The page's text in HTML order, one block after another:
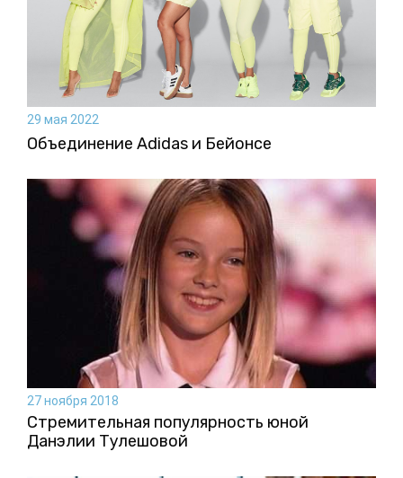
29 мая 2022
Объединение Adidas и Бейонсе
27 ноября 2018
Стремительная популярность юной
Данэлии Тулешовой